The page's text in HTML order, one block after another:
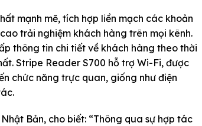
mạnh mẽ, tích hợp liền mạch các khoản
trải nghiệm khách hàng trên mọi kênh.
thông tin chi tiết về khách hàng theo thời
Stripe Reader S700 hỗ trợ Wi-Fi, được
chức năng trực quan, giống như điện
Bản, cho biết: “Thông qua sự hợp tác